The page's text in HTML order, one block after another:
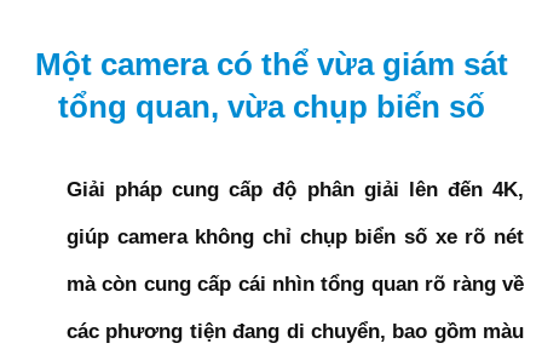
Một camera có thể vừa giám sát
tổng quan, vừa chụp biển số
Giải pháp cung cấp độ phân giải lên đến 4K,
giúp camera không chỉ chụp biển số xe rõ nét
mà còn cung cấp cái nhìn tổng quan rõ ràng về
các phương tiện đang di chuyển, bao gồm màu